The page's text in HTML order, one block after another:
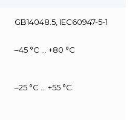
GB14048.5, IEC60947-5-1
–45 °C … +80 °C
–25 °C … +55 °C